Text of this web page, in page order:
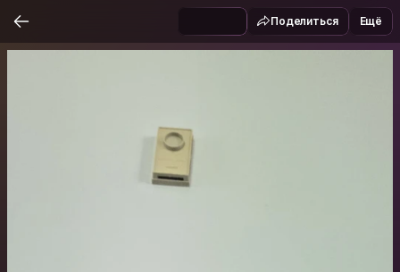
Поделиться Ещё